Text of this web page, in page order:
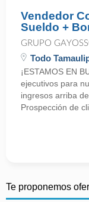
Vendedor
Sueldo +
GRUPO
Todo
¡ESTAMOS EN
ejecutivos para
ingresos arriba
Prospección de
Te proponemos